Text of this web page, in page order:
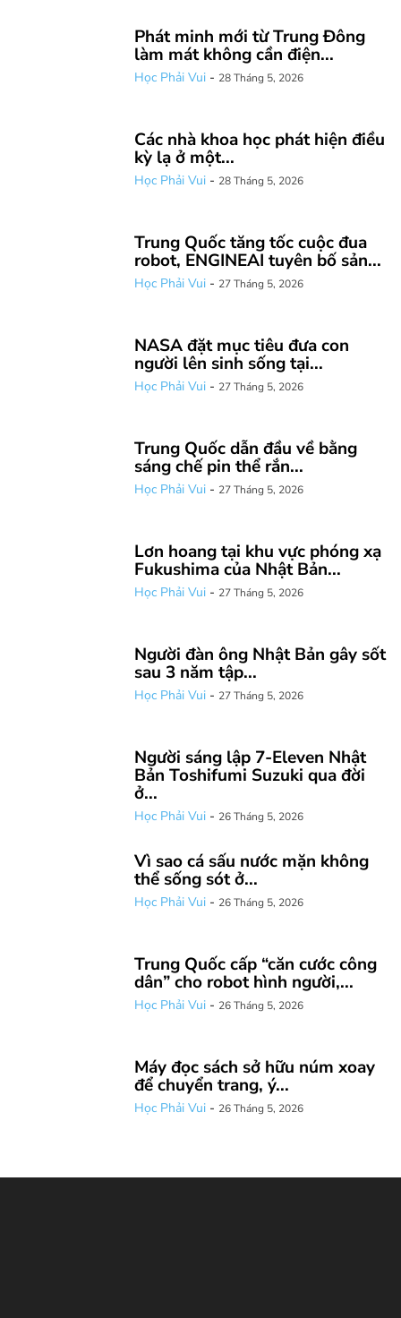
Phát minh mới từ Trung Đông
làm mát không cần điện...
Học Phải Vui - 28 Tháng 5, 2026
Các nhà khoa học phát hiện điều
kỳ lạ ở một...
Học Phải Vui - 28 Tháng 5, 2026
Trung Quốc tăng tốc cuộc đua
robot, ENGINEAI tuyên bố sản...
Học Phải Vui - 27 Tháng 5, 2026
NASA đặt mục tiêu đưa con
người lên sinh sống tại...
Học Phải Vui - 27 Tháng 5, 2026
Trung Quốc dẫn đầu về bằng
sáng chế pin thể rắn...
Học Phải Vui - 27 Tháng 5, 2026
Lơn hoang tại khu vực phóng xạ
Fukushima của Nhật Bản...
Học Phải Vui - 27 Tháng 5, 2026
Người đàn ông Nhật Bản gây sốt
sau 3 năm tập...
Học Phải Vui - 27 Tháng 5, 2026
Người sáng lập 7-Eleven Nhật
Bản Toshifumi Suzuki qua đời
ở...
Học Phải Vui - 26 Tháng 5, 2026
Vì sao cá sấu nước mặn không
thể sống sót ở...
Học Phải Vui - 26 Tháng 5, 2026
Trung Quốc cấp “căn cước công
dân” cho robot hình người,...
Học Phải Vui - 26 Tháng 5, 2026
Máy đọc sách sở hữu núm xoay
để chuyển trang, ý...
Học Phải Vui - 26 Tháng 5, 2026